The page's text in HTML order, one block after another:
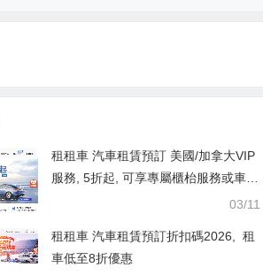
租租車 汽車租賃預訂 美國/加拿大VIP
服務, 5折起, 可享專屬櫃枱服務或車輛
03/11
租租車 汽車租賃預訂折扣碼2026, 租
車低至8折優惠